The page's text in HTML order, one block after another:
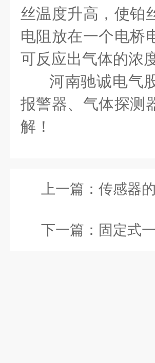
丝温度升高，使铂
电阻放在一个电桥
可反应出气体的浓度
河南驰诚电气
报警器、气体探测
解！
上一篇： 传感器
下一篇： 固定式